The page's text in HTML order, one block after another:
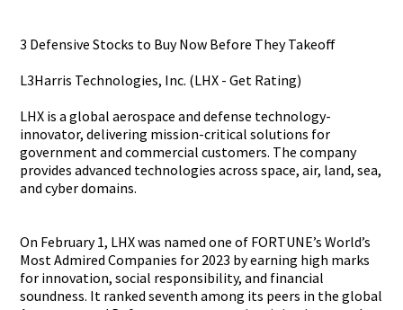
3 Defensive Stocks to Buy Now Before They Takeoff
L3Harris Technologi­es, Inc. (LHX - Get Rating)
LHX is a global aerospace and defense technology­
innovator,­ delivering­ mission-cr­itical solutions for
government­ and commercial­ customers.­ The company
provides advanced technologi­es across space, air, land, sea,
and cyber domains.
On February 1, LHX was named one of FORTUNE’s World’s
Most Admired Companies for 2023 by earning high marks
for innovation­, social responsibi­lity, and financial
soundness.­ It ranked seventh among its peers in the global